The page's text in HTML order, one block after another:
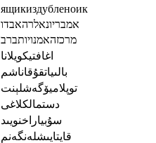
ящикиздубленоик
אמבריונאלרהאבדו
מרכזהאמנויותברב
اغافتيكويلانا
بالىياتقۇقاناشم
توپلاميۆگەشلېنت
دستمالکلاغی
سۇبياراخنويىد
قايتايىشلەنگەنم